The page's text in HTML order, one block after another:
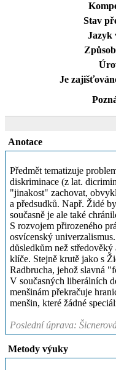
Stav
Jazyk
Je
Anotace
Předmět tematizuje
diskriminace (z lat.
"jinakost" zachovat,
a předsudků. Např. Židé
současně je ale také
S rozvojem přirozeného
osvícenský
důsledkům než
klíče. Stejně krutě jako s
Radbrucha, jehož slavná
V současných liberálních
menšinám překračuje
menšin, které žádné
Poslední úprava:
Metody výuky